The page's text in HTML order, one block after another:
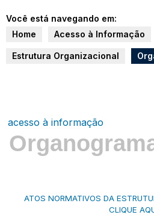
Você está navegando em:
Home
Acesso à Informação
Estrutura Organizacional
acesso à informação
ATOS NORMATIVOS DA
CLIQUE